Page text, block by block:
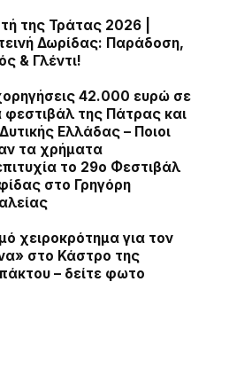
της Τράτας 2026 |
Δωρίδας: Παράδοση,
& Γλέντι!
42.000 ευρώ σε
φεστιβάλ της Πάτρας και
Ελλάδας – Ποιοι
τα χρήματα
το 29ο Φεστιβάλ
στο Γρηγόρη
χειροκρότημα για τον
στο Κάστρο της
– δείτε φωτο